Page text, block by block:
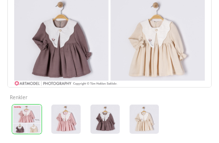
İletişim
Destek &
Şifremi
Renkler